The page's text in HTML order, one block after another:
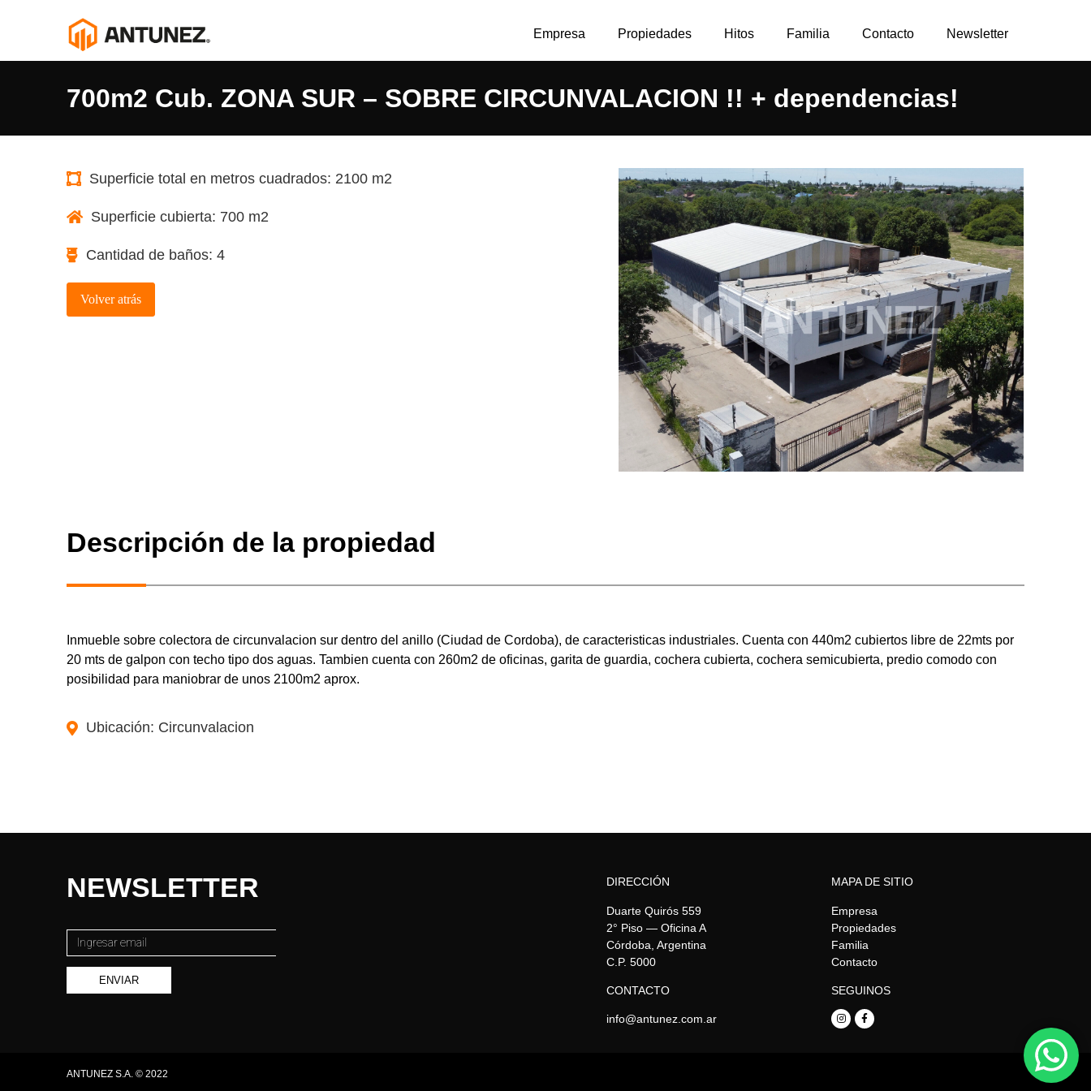
Empresa Propiedades Hitos Familia Contacto Newsletter
700m2 Cub. ZONA SUR – SOBRE CIRCUNVALACION !! + dependencias!
Superficie total en metros cuadrados: 2100 m2
Superficie cubierta: 700 m2
Cantidad de baños: 4
Descripción de la propiedad
Inmueble sobre colectora de circunvalacion sur dentro del anillo (Ciudad de Cordoba), de caracteristicas industriales. Cuenta con 440m2 cubiertos libre de 22mts por
20 mts de galpon con techo tipo dos aguas. Tambien cuenta con 260m2 de oficinas, garita de guardia, cochera cubierta, cochera semicubierta, predio comodo con
posibilidad para maniobrar de unos 2100m2 aprox.
Ubicación: Circunvalacion
NEWSLETTER
ENVIAR
DIRECCIÓN
Duarte Quirós 559
2° Piso — Oficina A
Córdoba, Argentina
C.P. 5000
CONTACTO
info@antunez.com.ar
MAPA DE SITIO
Empresa
Propiedades
Familia
Contacto
SEGUINOS
ANTUNEZ S.A. © 2022